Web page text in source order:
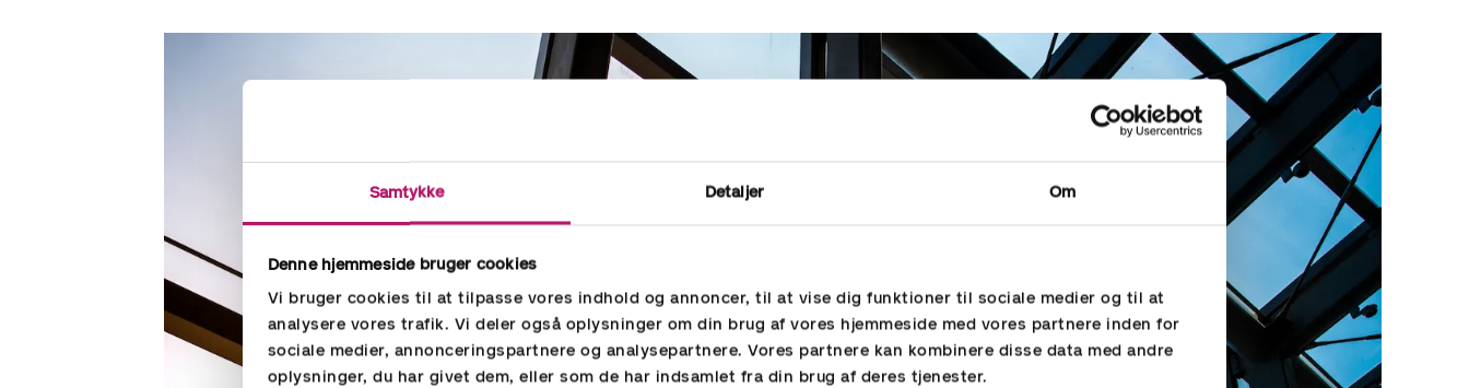
Samtykke Detaljer Om
Denne hjemmeside bruger cookies
Vi bruger cookies til at tilpasse vores indhold og annoncer, til at vise dig funktioner til sociale medier og til at
analysere vores trafik. Vi deler også oplysninger om din brug af vores hjemmeside med vores partnere inden for
sociale medier, annonceringspartnere og analysepartnere. Vores partnere kan kombinere disse data med andre
oplysninger, du har givet dem, eller som de har indsamlet fra din brug af deres tjenester.